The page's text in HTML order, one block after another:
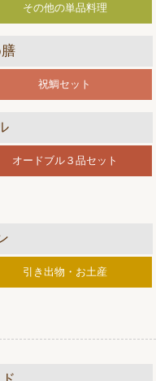
その他の単品料理
祝鯛セット
オードブル３品セット
引き出物・お土産